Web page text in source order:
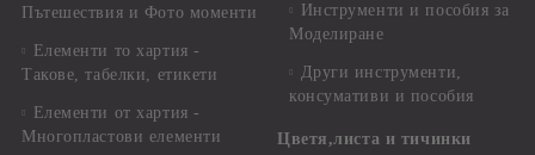
Пътешествия и Фото моменти
Елементи то хартия -
Такове, табелки, етикети
Елементи от хартия -
Многопластови елементи
Инструменти и пособия за
Моделиране
Други инструменти,
консумативи и пособия
Цветя,листа и тичинки